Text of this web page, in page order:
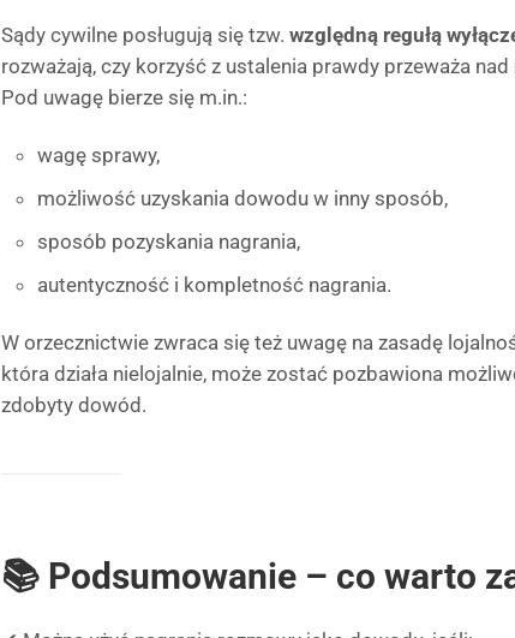
Sądy cywilne posługują się tzw. względną regułą
rozważają, czy korzyść z ustalenia prawdy przeważa
Pod uwagę bierze się m.in.:
wagę sprawy,
możliwość uzyskania dowodu w inny sposób,
sposób pozyskania nagrania,
autentyczność i kompletność nagrania.
W orzecznictwie zwraca się też uwagę na zasadę
która działa nielojalnie, może zostać pozbawiona
zdobyty dowód.
📚 Podsumowanie – co warto